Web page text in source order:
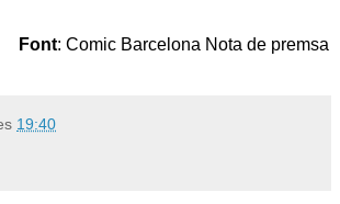
Font: Comic Barcelona Nota de premsa
19:40